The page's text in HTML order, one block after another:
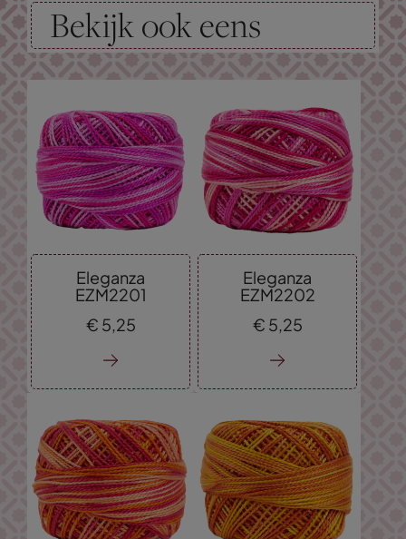
Bekijk ook eens
Eleganza
EZM2201
€ 5,25
Eleganza
EZM2202
€ 5,25